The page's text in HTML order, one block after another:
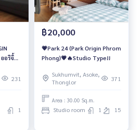
ออริจิ้น
231
1
฿20,000
💗Park 24 (Park Origin Phrom
Phong)💗🔥Studio Type!!
Sukhumvit, Asoke,
Thonglor
371
Area : 30.00 Sq.m.
Studio room 1 15